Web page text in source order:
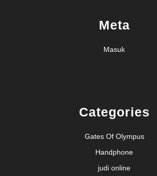
Meta
Masuk
Categories
Gates Of Olympus
Handphone
judi online